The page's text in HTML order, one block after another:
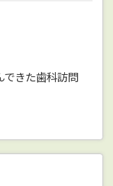
できた歯科訪問